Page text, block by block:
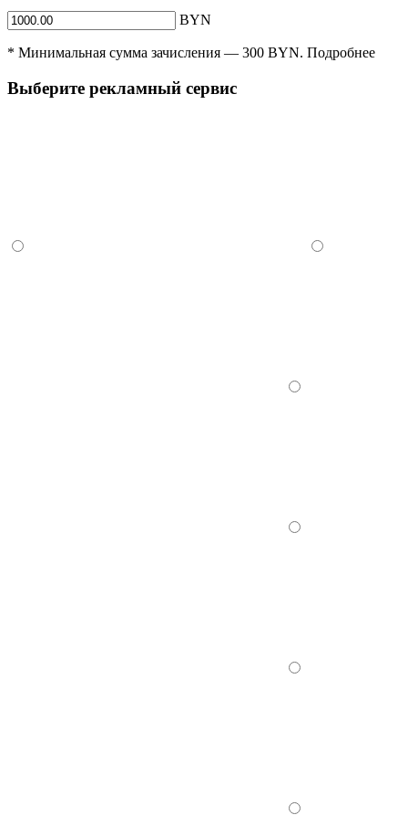
BYN
* Минимальная сумма зачисления — 300 BYN. Подробнее
Выберите рекламный сервис